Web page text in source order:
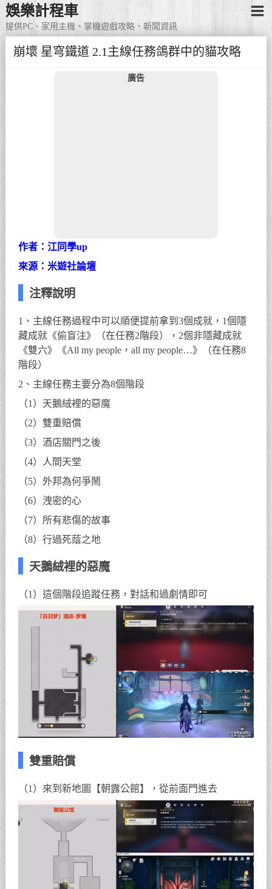
娛樂計程車
提供PC、家用主機、掌機遊戲攻略、新聞資訊
崩壞 星穹鐵道 2.1主線任務鴿群中的貓攻略
廣告
作者：江同學up
來源：米遊社論壇
注釋說明
1、主線任務過程中可以順便提前拿到3個成就，1個隱
藏成就《偷盲注》（在任務2階段），2個非隱藏成就
《雙六》《All my people，all my people…》（在任務8
階段）
2、主線任務主要分為8個階段
（1）天鵝絨裡的惡魔
（2）雙重賠償
（3）酒店關門之後
（4）人間天堂
（5）外邦為何爭鬧
（6）洩密的心
（7）所有悲傷的故事
（8）行過死蔭之地
天鵝絨裡的惡魔
（1）這個階段追蹤任務，對話和過劇情即可
雙重賠償
（1）來到新地圖【朝露公館】，從前面門進去